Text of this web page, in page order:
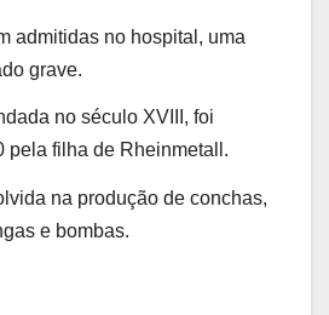
admitidas no hospital, uma
grave.
no século XVIII, foi
pela filha de Rheinmetall.
na produção de conchas,
e bombas.